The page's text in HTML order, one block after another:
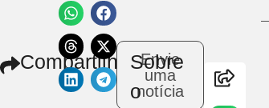
Compartilhe
Envie
uma
notícia
Sobre
o